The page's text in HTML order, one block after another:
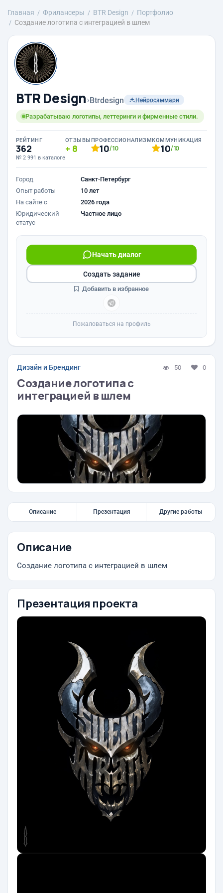
Главная Фрилансеры BTR Design
Портфолио
Создание логотипа с интеграцией в шлем
BTR Design›Btrdesign Нейросаммари
Разрабатываю логотипы, леттеринги и фирменные стили.
РЕЙТИНГ
362
№ 2 991 в каталоге
ОТЗЫВЫ
8
ПРОФЕССИОНАЛИЗМ
10/10
КОММУНИКАЦИЯ
10/10
Город
Санкт-Петербург
Опыт работы
10 лет
На сайте с
2026 года
Юридический
статус
Частное лицо
Начать диалог
Создать задание
Добавить в избранное
Пожаловаться на профиль
Дизайн и Брендинг 50 0
Создание логотипа с
интеграцией в шлем
Описание Презентация Другие работы
Описание
Создание логотипа с интеграцией в шлем
Презентация проекта